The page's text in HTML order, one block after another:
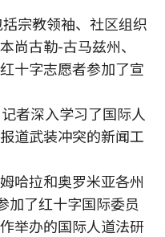
宗教领袖、社区组织
尚古勒-古马兹州、
十字志愿者参加了宣
者深入学习了国际人
道武装冲突的新闻工
哈拉和奥罗米亚各州
加了红十字国际委员
举办的国际人道法研